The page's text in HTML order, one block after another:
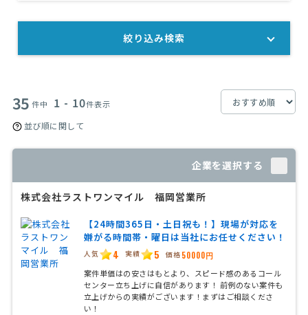
35 件中 1 - 10件表示
並び順に関して
企業を選択する
株式会社ラストワンマイル 福岡営業所
【24時間365日・土日祝も！】現場が対応を
嫌がる時間帯・曜日は当社にお任せください！
人気 4 実績 5 価格 50000円
案件単価はの安さはもとより、スピード感のあるコール
センター立ち上げに自信があります！ 前例のない案件も
立上げからの実績がございます！まずはご相談くださ
い！
絞り込み検索